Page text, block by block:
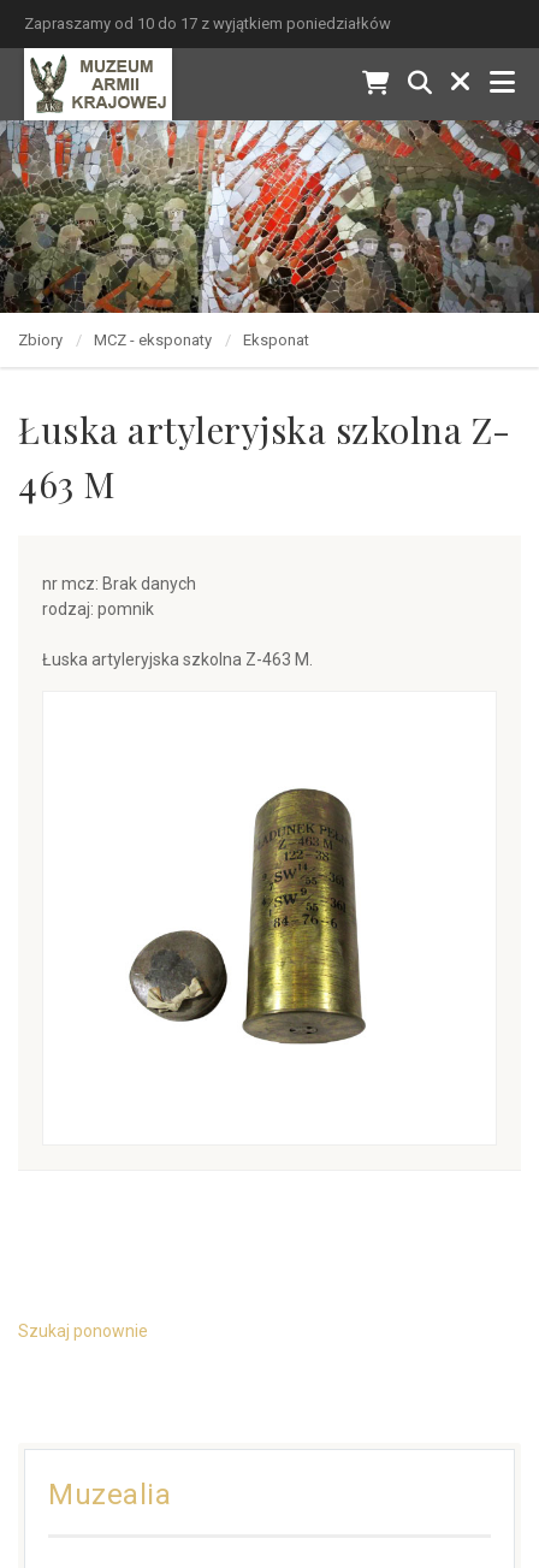
Zapraszamy od 10 do 17 z wyjątkiem poniedziałków
Zbiory MCZ - eksponaty Eksponat
Łuska artyleryjska szkolna Z-
463 M
nr mcz: Brak danych
rodzaj: pomnik
Łuska artyleryjska szkolna Z-463 M.
Szukaj ponownie
Muzealia